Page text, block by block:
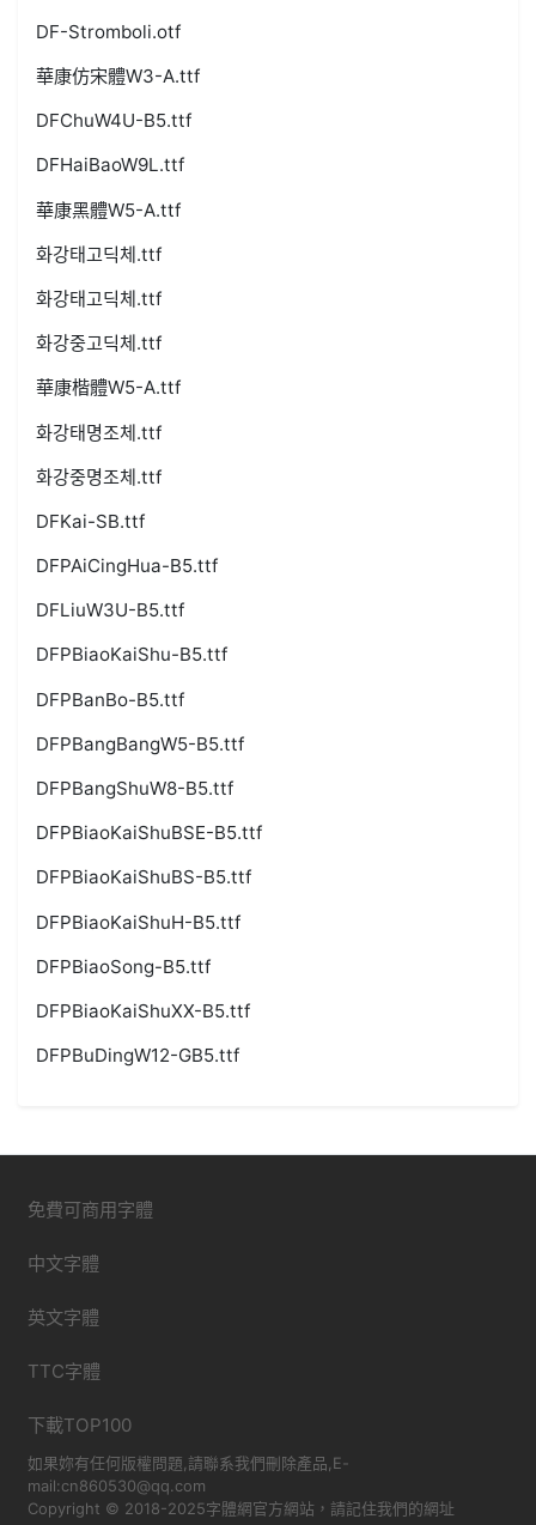
DF-Stromboli.otf
華康仿宋體W3-A.ttf
DFChuW4U-B5.ttf
DFHaiBaoW9L.ttf
華康黑體W5-A.ttf
화강태고딕체.ttf
화강태고딕체.ttf
화강중고딕체.ttf
華康楷體W5-A.ttf
화강태명조체.ttf
화강중명조체.ttf
DFKai-SB.ttf
DFPAiCingHua-B5.ttf
DFLiuW3U-B5.ttf
DFPBiaoKaiShu-B5.ttf
DFPBanBo-B5.ttf
DFPBangBangW5-B5.ttf
DFPBangShuW8-B5.ttf
DFPBiaoKaiShuBSE-B5.ttf
DFPBiaoKaiShuBS-B5.ttf
DFPBiaoKaiShuH-B5.ttf
DFPBiaoSong-B5.ttf
DFPBiaoKaiShuXX-B5.ttf
DFPBuDingW12-GB5.ttf
免費可商用字體
中文字體
英文字體
TTC字體
下載TOP100
如果妳有任何版權問題,請聯系我們刪除產品,E-
mail:cn860530@qq.com
Copyright © 2018-2025字體網官方網站，請記住我們的網址